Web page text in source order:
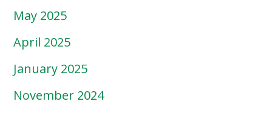
May 2025
April 2025
January 2025
November 2024